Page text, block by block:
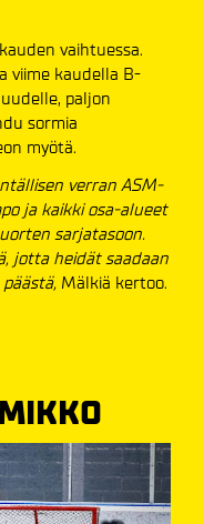
vaihtuessa.
viime kaudella B-
paljon
sormia
myötä.
verran ASM-
ja kaikki osa-alueet
sarjatasoon.
jotta heidät saadaan
Mälkiä kertoo.